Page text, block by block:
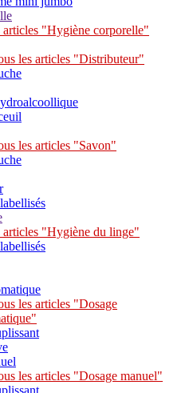
articles "Hygiène corporelle"
les articles "Distributeur"
les articles "Savon"
articles "Hygiène du linge"
les articles "Dosage
les articles "Dosage manuel"